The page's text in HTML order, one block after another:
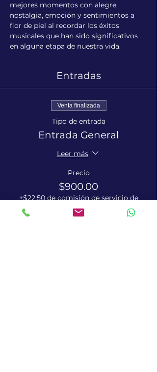
mejores momentos con alegre
nostalgia, emoción y sentimientos a
flor de piel al recordar los éxitos
musicales que han sido significativos
en alguna etapa de nuestra vida.
Entradas
Venta finalizada
Tipo de entrada
Entrada General
Leer más
Precio
$900.00
+$22.50 de comisión de servicio de
entradas